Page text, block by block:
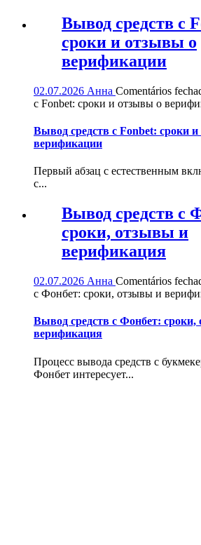
Вывод средств с
сроки и отзывы о
верификации
02.07.2026 Анна Comentários
с Fonbet: сроки и отзывы о
Вывод средств с Fonbet: сроки
верификации
Первый абзац с естественным
с...
Вывод средств с
сроки, отзывы и
верификация
02.07.2026 Анна Comentários
с Фонбет: сроки, отзывы и
Вывод средств с Фонбет:
верификация
Процесс вывода средств с
Фонбет интересует...